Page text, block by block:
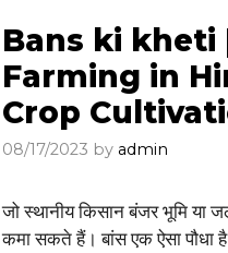
Bans ki kheti |
Farming in
Crop
08/17/2023 by admin
जो स्थानीय किसान बंजर भूमि या
कमा सकते हैं। बांस एक ऐसा पौधा है